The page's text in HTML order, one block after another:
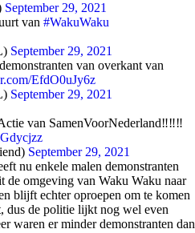
September 29, 2021
van #WakuWaku
September 29, 2021
van overkant van
EfdO0uJy6z
September 29, 2021
van SamenVoorNederland‼️‼️‼️
September 29, 2021
nu enkele malen demonstranten
de omgeving van Waku Waku naar
blijft echter oproepen om te komen
dus de politie lijkt nog wel even
waren er minder demonstranten dan